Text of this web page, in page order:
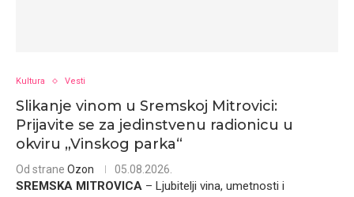
Kultura Vesti
Slikanje vinom u Sremskoj Mitrovici:
Prijavite se za jedinstvenu radionicu u
okviru „Vinskog parka“
Od strane Ozon 05.08.2026.
SREMSKA MITROVICA – Ljubitelji vina, umetnosti i